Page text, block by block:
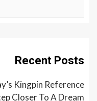
Recent Posts
Kingpin Reference
Closer To A Dream